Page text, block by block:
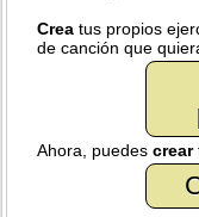
Crea tus propios
de canción que
Ahora, puedescrear